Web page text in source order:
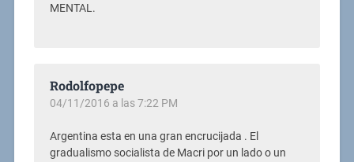
MENTAL.
Rodolfopepe
04/11/2016 a las 7:22 PM
Argentina esta en una gran encrucijada . El
gradualismo socialista de Macri por un lado o un